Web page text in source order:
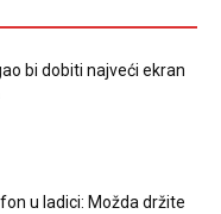
bi dobiti najveći ekran
u ladici: Možda držite